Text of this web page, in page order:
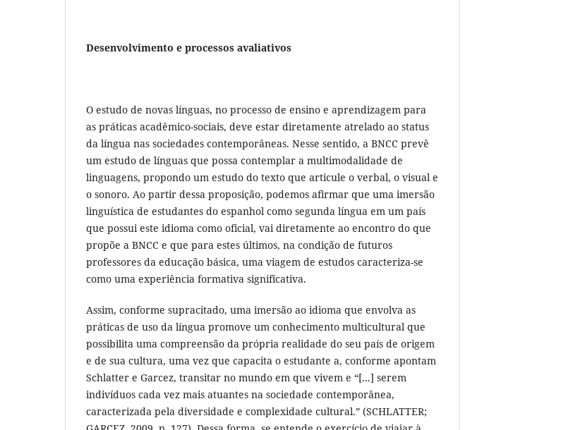
Desenvolvimento e processos avaliativos
O estudo de novas línguas, no processo de ensino e aprendizagem para
as práticas acadêmico-sociais, deve estar diretamente atrelado ao status
da língua nas sociedades contemporâneas. Nesse sentido, a BNCC prevê
um estudo de línguas que possa contemplar a multimodalidade de
linguagens, propondo um estudo do texto que articule o verbal, o visual e
o sonoro. Ao partir dessa proposição, podemos afirmar que uma imersão
linguística de estudantes do espanhol como segunda língua em um país
que possui este idioma como oficial, vai diretamente ao encontro do que
propõe a BNCC e que para estes últimos, na condição de futuros
professores da educação básica, uma viagem de estudos caracteriza-se
como uma experiência formativa significativa.
Assim, conforme supracitado, uma imersão ao idioma que envolva as
práticas de uso da língua promove um conhecimento multicultural que
possibilita uma compreensão da própria realidade do seu país de origem
e de sua cultura, uma vez que capacita o estudante a, conforme apontam
Schlatter e Garcez, transitar no mundo em que vivem e “[...] serem
indivíduos cada vez mais atuantes na sociedade contemporânea,
caracterizada pela diversidade e complexidade cultural.” (SCHLATTER;